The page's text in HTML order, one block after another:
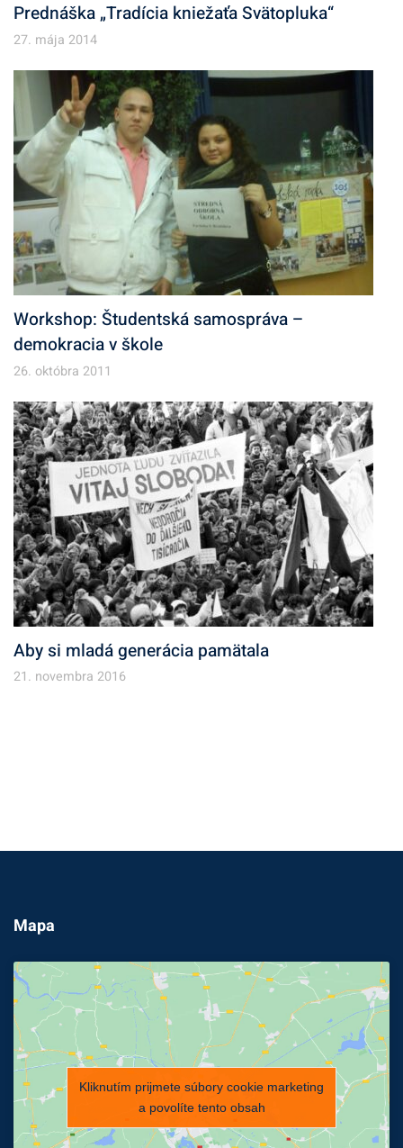
Prednáška „Tradícia kniežaťa Svätopluka“
27. mája 2014
Workshop: Študentská samospráva –
demokracia v škole
26. októbra 2011
Aby si mladá generácia pamätala
21. novembra 2016
Mapa
Kliknutím prijmete súbory cookie marketing
a povolíte tento obsah